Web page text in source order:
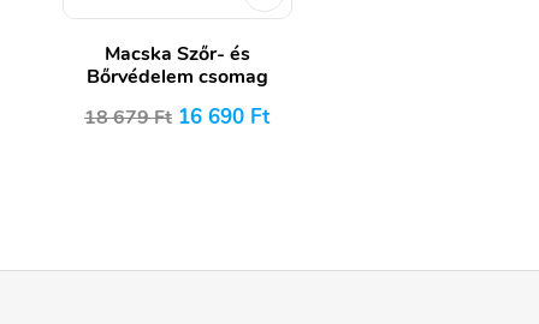
Macska Szőr- és
Bőrvédelem csomag
18 679Ft 16 690 Ft